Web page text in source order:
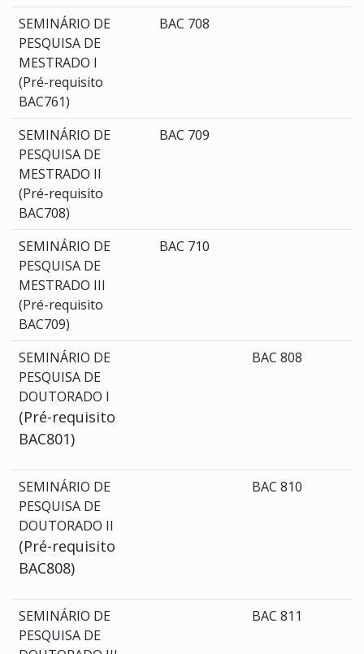
SEMINÁRIO DE
PESQUISA DE
MESTRADO I
(Pré-requisito
BAC761)
BAC 708
SEMINÁRIO DE
PESQUISA DE
MESTRADO II
(Pré-requisito
BAC708)
BAC 709
SEMINÁRIO DE
PESQUISA DE
MESTRADO III
(Pré-requisito
BAC709)
BAC 710
SEMINÁRIO DE
PESQUISA DE
DOUTORADO I
(Pré-requisito
BAC801)
BAC 808
SEMINÁRIO DE
PESQUISA DE
DOUTORADO II
(Pré-requisito
BAC808)
BAC 810
SEMINÁRIO DE
PESQUISA DE
BAC 811